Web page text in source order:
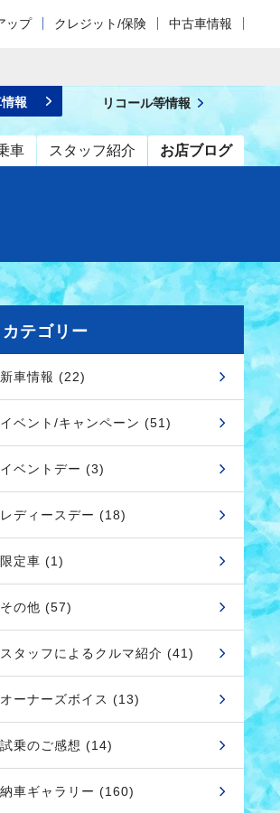
ップ クレジット/保険 中古車情報
車 スタッフ紹介 お店ブログ
報 リコール等情報
カテゴリー
新車情報 (22)
イベント/キャンペーン (51)
イベントデー (3)
レディースデー (18)
限定車 (1)
その他 (57)
スタッフによるクルマ紹介 (41)
オーナーズボイス (13)
試乗のご感想 (14)
納車ギャラリー (160)